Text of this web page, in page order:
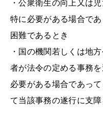
・公衆衛生の向上又は
特に必要がある場合で
困難であるとき
・国の機関若しくは地
者が法令の定める事務
必要がある場合であっ
て当該事務の遂行に支